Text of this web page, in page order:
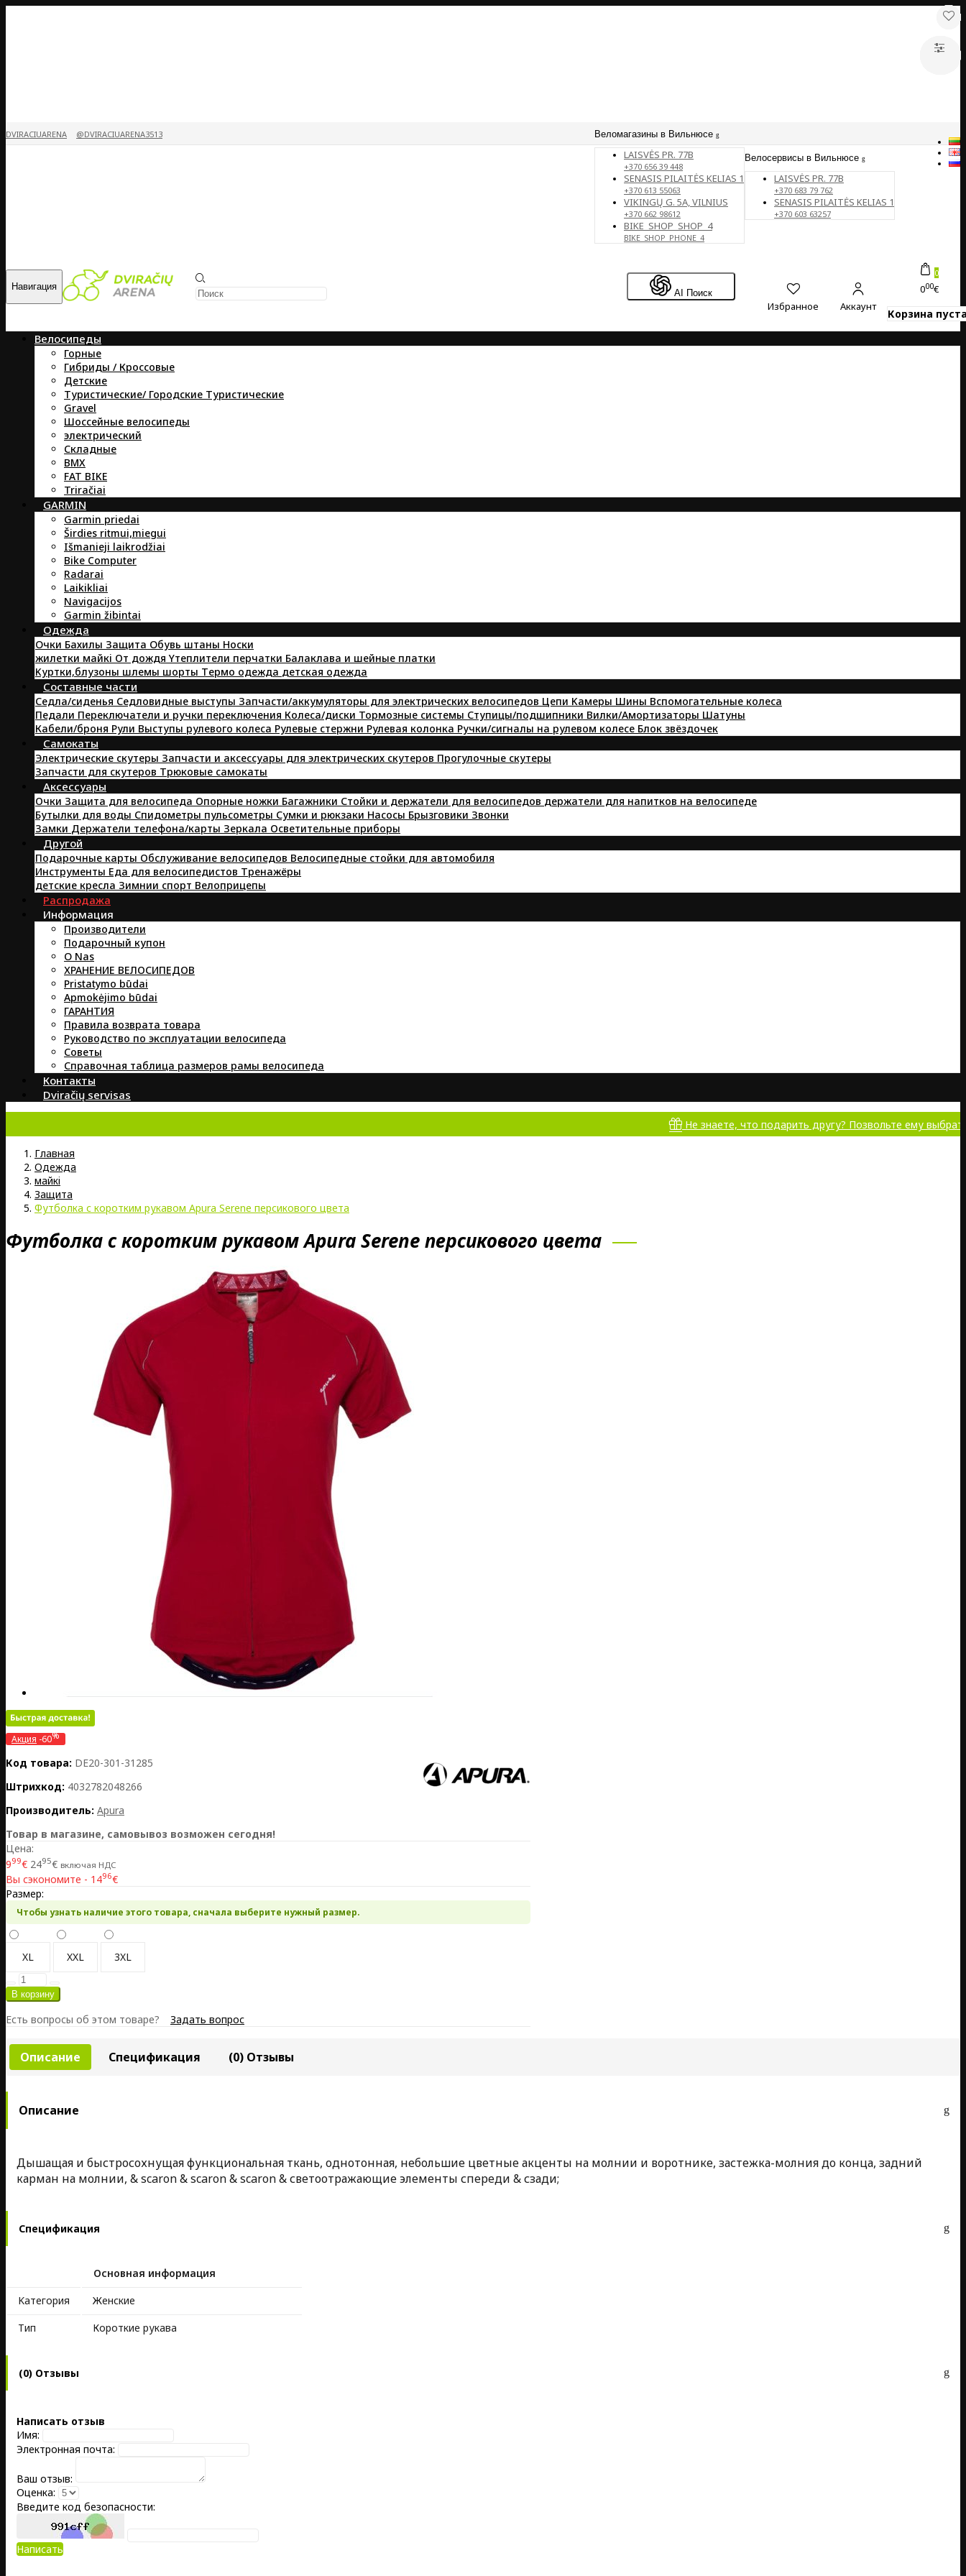
Веломагазины в Вильнюсе
LAISVĖS PR. 77B
+370 656 39 448
SENASIS PILAITĖS KELIAS 1
+370 613 55063
VIKINGŲ G. 5A, VILNIUS
+370 662 98612
BIKE_SHOP_SHOP_4
BIKE_SHOP_PHONE_4
Велосервисы в Вильнюсе
LAISVĖS PR. 77B
+370 683 79 762
SENASIS PILAITĖS KELIAS 1
+370 603 63257
DVIRACIUARENA @DVIRACIUARENA3513
Навигация
AI Поиск
Избранное Аккаунт
0
000€
Корзина
Велосипеды
Горные
Гибриды / Кроссовые
Детские
Туристические/ Городские Туристические
Gravel
Шоссейные велосипеды
электрический
Складные
BMX
FAT BIKE
Triračiai
GARMIN
Garmin priedai
Širdies ritmui,miegui
Išmanieji laikrodžiai
Bike Computer
Radarai
Laikikliai
Navigacijos
Garmin žibintai
Oдежда
Oчки Бахилы Защита Oбувь штаны Hоски
жилетки майкi От дождя Yтеплители перчатки Балаклава и шейные платки
Kуртки,блузоны шлемы шорты Tермо одежда детская одежда
Составные части
Седла/сиденья Седловидные выступы Запчасти/аккумуляторы для электрических велосипедов Цепи Kамеры Шины Вспомогательные колеса
Педали Переключатели и ручки переключения Колеса/диски Тормозные системы Ступицы/подшипники Вилки/Амортизаторы Шатуны
Кабели/броня Pули Выступы рулевого колеса Рулевые стержни Рулевая колонка Ручки/сигналы на рулевом колесе Блок звёздочек
Самокаты
Электрические скутеры Запчасти и аксессуары для электрических скутеров Прогулочные скутеры
Запчасти для скутеров Трюковые самокаты
Аксессуары
Очки Защита для велосипеда Опорные ножки Багажники Стойки и держатели для велосипедов держатели для напитков на велосипеде
Бутылки для воды Спидометры пульсометры Сумки и рюкзаки Насосы Брызговики Звонки
Замки Держатели телефона/карты Зеркала Осветительные приборы
Другой
Подарочные карты Обслуживание велосипедов Велосипедные стойки для автомобиля
Инструменты Еда для велосипедистов Tренажёры
детские кресла Зимнии спорт Велоприцепы
Распродажа
Информация
Производители
Подарочный купон
O Nas
ХРАНЕНИЕ ВЕЛОСИПЕДОВ
Pristatymo būdai
Apmokėjimo būdai
ГАРАНТИЯ
Правила возврата товара
Руководство по эксплуатации велосипеда
Советы
Справочная таблица размеров рамы велосипеда
Контакты
Dviračių servisas
Не знаете, что подарить другу? Позвольте ему выбрать
Главная
Oдежда
майкi
Защита
Футболка с коротким рукавом Apura Serene персикового цвета
Футболка с коротким рукавом Apura Serene персикового цвета
Акция -60%
Код товара: DE20-301-31285
Штрихкод: 4032782048266
Производитель: Apura
Товар в магазине, самовывоз возможен сегодня!
Цена:
999€ 2495€ включая НДС
Вы сэкономите - 1496€
Размер:
Чтобы узнать наличие этого товара, сначала выберите нужный размер.
XL XXL 3XL
Есть вопросы об этом товаре? Задать вопрос
Описание Спецификация (0) Отзывы
Описание
Дышащая и быстросохнущая функциональная ткань, однотонная, небольшие цветные акценты на молнии и воротнике, застежка-молния до конца, задний
карман на молнии, & scaron & scaron & scaron & светоотражающие элементы спереди & сзади;
Спецификация
Основная информация
Kатегория
Женские
Тип
Короткие рукава
(0) Отзывы
Написать отзыв
Имя:
Электронная почта:
Ваш отзыв:
Оценка:
Введите код безопасности:
Написать